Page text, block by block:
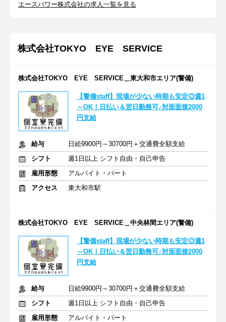
エースパワー株式会社の求人一覧を見る
株式会社TOKYO EYE SERVICE
株式会社TOKYO EYE SERVICE＿東大和市エリア(警備)
【警備staff】現場が少ない時期も安定◎週1
～OK！日払い＆翌日勤務可♪対面面接2000
円支給
給与
日給9900円～30700円＋交通費全額支給
シフト
週1日以上 シフト自由・自己申告
雇用形態
アルバイト・パート
アクセス
東大和市駅
株式会社TOKYO EYE SERVICE＿中央林間エリア(警備)
【警備staff】現場が少ない時期も安定◎週1
～OK！日払い＆翌日勤務可♪対面面接2000
円支給
給与
日給9900円～30700円＋交通費全額支給
シフト
週1日以上 シフト自由・自己申告
雇用形態
アルバイト・パート